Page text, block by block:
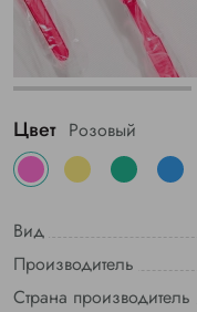
Цвет Розовый
Вид
Производитель
Страна производитель